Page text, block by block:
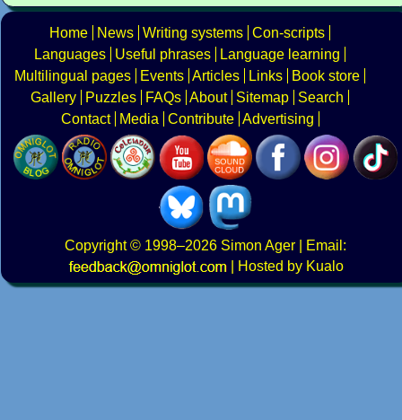
Home News Writing systems Con-scripts
Languages
Useful phrases
Language learning
Multilingual pages
Events Articles Links
Book store
Gallery
Puzzles FAQs About Sitemap
Search
Contact
Media Contribute Advertising
Copyright© 1998–2026 Simon Ager | Email:
|
Hosted by Kualo